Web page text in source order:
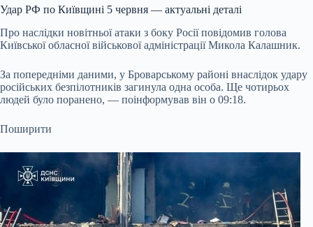
Удар РФ по Київщині 5 червня — актуальні деталі
Про наслідки новітньоїатаки з боку Росії повідомив голова
Київської обласної військової адміністрації Микола Калашник.
За попередніми даними, у Броварському районі внаслідок удару
російських безпілотників загинула одна особа. Ще чотирьох
людей було поранено, — поінформував він о 09:18.
Поширити